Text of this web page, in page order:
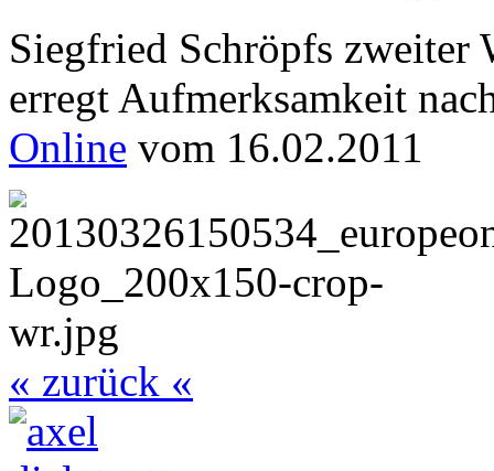
Siegfried Schröpfs
erregt Aufmerksamkeit
Online vom 16.02.2011
« zurück «